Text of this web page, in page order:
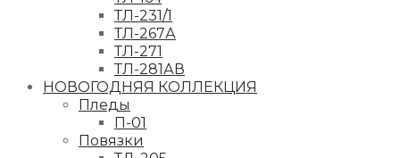
ТЛ-231/1
ТЛ-267А
ТЛ-271
ТЛ-281АВ
НОВОГОДНЯЯ КОЛЛЕКЦИЯ
Пледы
П-01
Повязки